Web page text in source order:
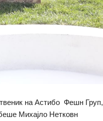
на Астибо Фешн Груп,
Михајло Нетковн